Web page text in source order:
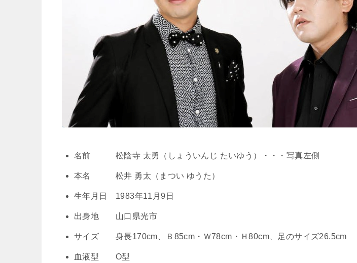
名前 松陰寺 太勇（しょういんじ たいゆう）・・・写真左側
本名 松井 勇太（まつい ゆうた）
生年月日 1983年11月9日
出身地 山口県光市
サイズ 身長170cm、Ｂ85cm・Ｗ78cm・Ｈ80cm、足のサイズ26.5cm
血液型 O型